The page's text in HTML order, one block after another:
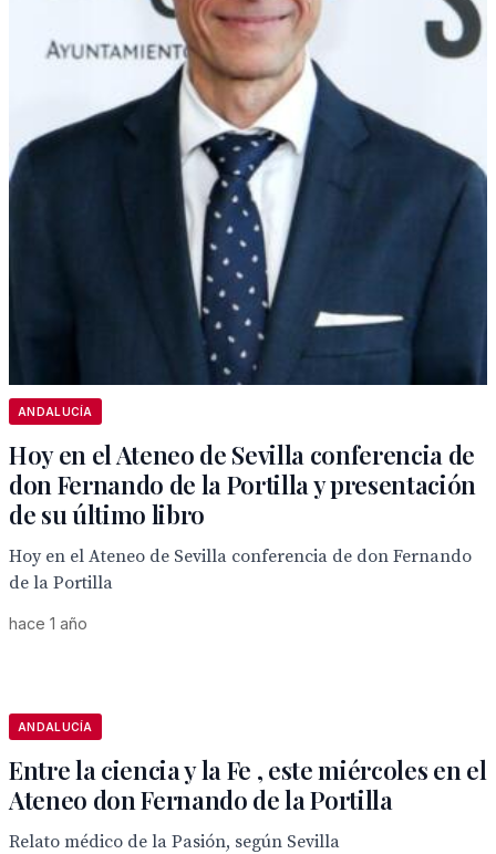
ANDALUCÍA
Hoy en el Ateneo de Sevilla conferencia de
don Fernando de la Portilla y presentación
de su último libro
Hoy en el Ateneo de Sevilla conferencia de don Fernando
de la Portilla
hace 1 año
ANDALUCÍA
Entre la ciencia y la Fe , este miércoles en el
Ateneo don Fernando de la Portilla
Relato médico de la Pasión, según Sevilla